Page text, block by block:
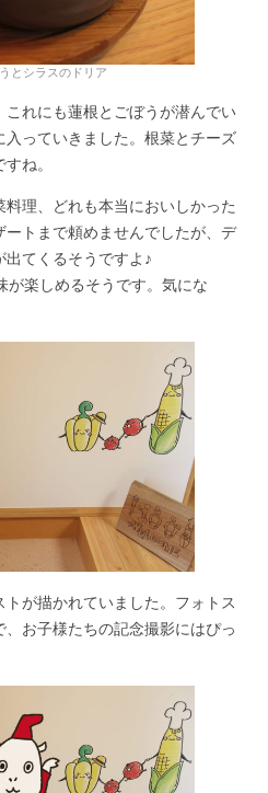
とシラスのドリア
れにも蓮根とごぼうが潜んでい
入っていきました。根菜とチーズ
ね。
理、どれも本当においしかった
トまで頼めませんでしたが、デ
てくるそうですよ♪
が楽しめるそうです。気にな
が描かれていました。フォトス
お子様たちの記念撮影にはぴっ